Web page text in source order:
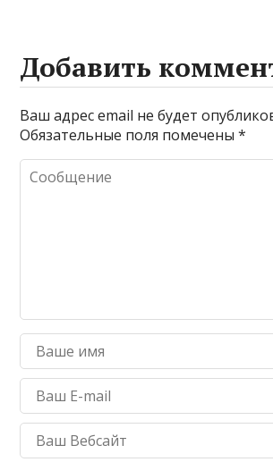
Добавить
Ваш адрес email не будет
Обязательные поля помечены*